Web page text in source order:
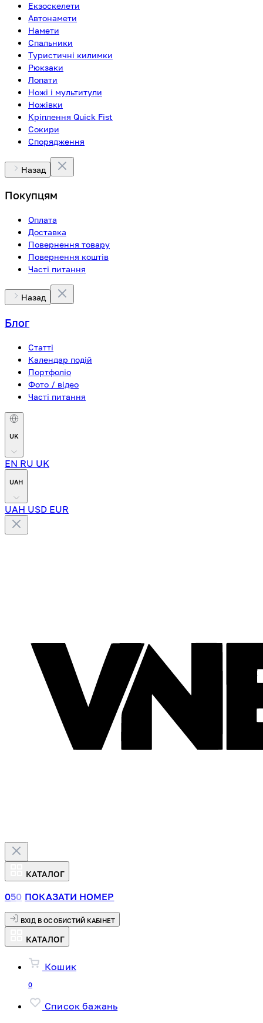
Екзоскелети
Автонамети
Намети
Спальники
Туристичні килимки
Рюкзаки
Лопати
Ножі і мультитули
Ножівки
Кріплення Quick Fist
Сокири
Спорядження
Назад
Покупцям
Оплата
Доставка
Повернення товару
Повернення коштів
Часті питання
Назад
Блог
Статті
Календар подій
Портфоліо
Фото / відео
Часті питання
UK
EN RU UK
UAH
UAH USD EUR
КАТАЛОГ
050 ПОКАЗАТИ НОМЕР
ВХІД В ОСОБИСТИЙ КАБІНЕТ
КАТАЛОГ
Кошик
0
Список бажань